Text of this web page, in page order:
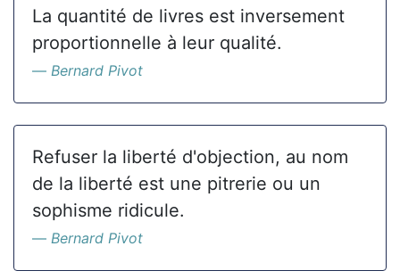
La quantité de livres est inversement
proportionnelle à leur qualité.
Bernard Pivot
Refuser la liberté d'objection, au nom
de la liberté est une pitrerie ou un
sophisme ridicule.
Bernard Pivot